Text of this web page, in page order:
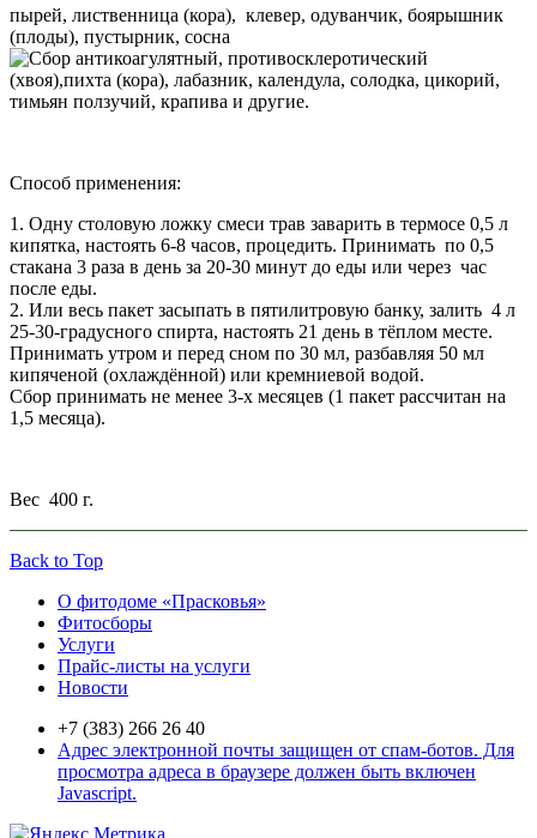
пырей, лиственница (кора), клевер, одуванчик, боярышник
(плоды), пустырник, сосна
(хвоя),пихта (кора), лабазник, календула, солодка, цикорий,
тимьян ползучий, крапива и другие.
Способ применения:
1. Одну столовую ложку смеси трав заварить в термосе 0,5 л
кипятка, настоять 6-8 часов, процедить. Принимать по 0,5
стакана 3 раза в день за 20-30 минут до еды или через час
после еды.
2. Или весь пакет засыпать в пятилитровую банку, залить 4 л
25-30-градусного спирта, настоять 21 день в тёплом месте.
Принимать утром и перед сном по 30 мл, разбавляя 50 мл
кипяченой (охлаждённой) или кремниевой водой.
Сбор принимать не менее 3-х месяцев (1 пакет рассчитан на
1,5 месяца).
Вес 400 г.
Back to Top
О фитодоме «Прасковья»
Фитосборы
Услуги
Прайс-листы на услуги
Новости
+7 (383) 266 26 40
Адрес электронной почты защищен от спам-ботов. Для
просмотра адреса в браузере должен быть включен
Javascript.